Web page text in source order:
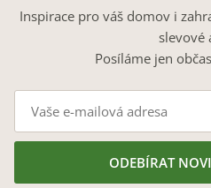
Inspirace pro váš domov i
slevové
Posíláme jen
ODEBÍRAT